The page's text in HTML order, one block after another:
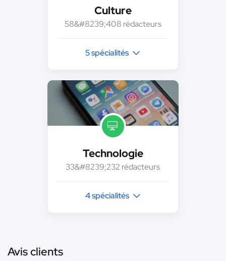
Culture
58&#8239;408 rédacteurs
5 spécialités
Technologie
33&#8239;232 rédacteurs
4 spécialités
Avis clients